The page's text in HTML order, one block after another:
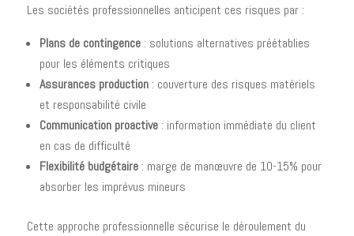
Les sociétés professionnelles anticipent ces risques par :
Plans de contingence: solutions alternatives préétablies
pour les éléments critiques
Assurances production: couverture des risques matériels
et responsabilité civile
Communication proactive: information immédiate du client
en cas de difficulté
Flexibilité budgétaire: marge de manœuvre de 10-15% pour
absorber les imprévus mineurs
Cette approche professionnelle sécurise le déroulement du